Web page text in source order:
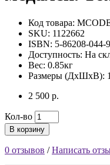
Код товара:
SKU: 1122662
ISBN: 5-86208-044-9
Доступность: На
Вес: 0.85кг
Размеры (ДxШxВ):
2 500 р.
Кол-во
В корзину
0 отзывов /Написать